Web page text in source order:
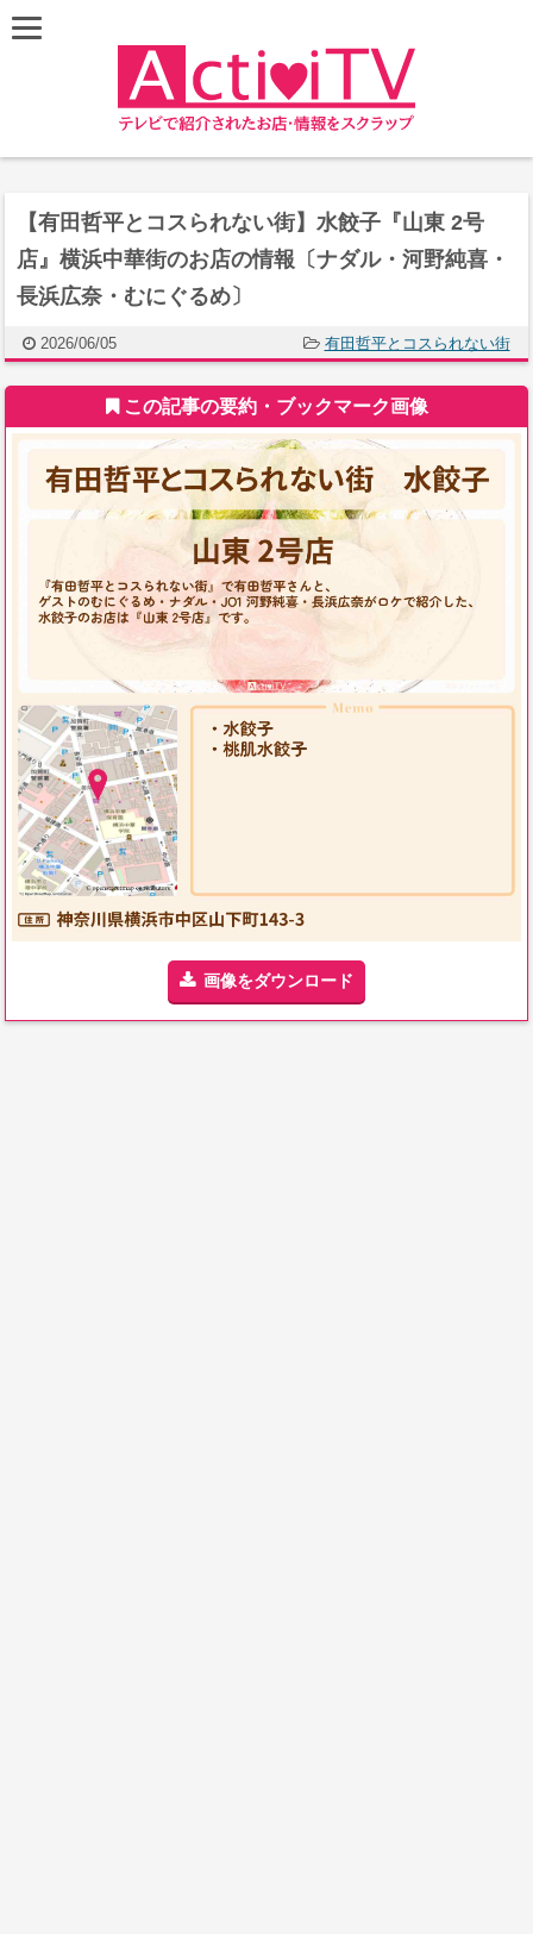
【有田哲平とコスられない街】水餃子『山東 2号
店』横浜中華街のお店の情報〔ナダル・河野純喜・
長浜広奈・むにぐるめ〕
2026/06/05 有田哲平とコスられない街
この記事の要約・ブックマーク画像
画像をダウンロード